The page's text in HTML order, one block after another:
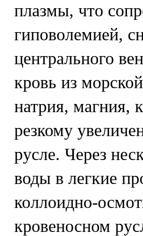
плазмы, что
гиповолемией,
центрального
кровь из
натрия, магния,
резкому
русле. Через
воды в легкие
коллоидно-
кровеносном